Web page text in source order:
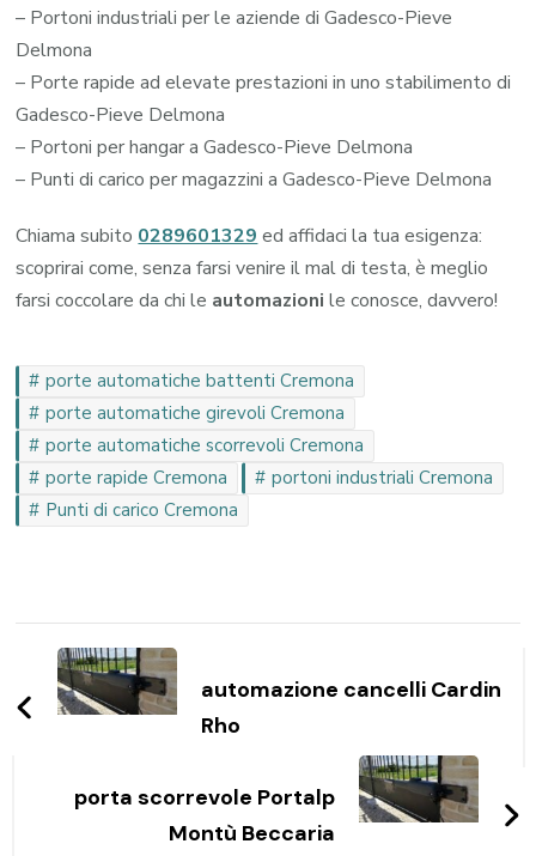
– Portoni industriali per le aziende di Gadesco-Pieve
Delmona
– Porte rapide ad elevate prestazioni in uno stabilimento di
Gadesco-Pieve Delmona
– Portoni per hangar a Gadesco-Pieve Delmona
– Punti di carico per magazzini a Gadesco-Pieve Delmona
Chiama subito 0289601329 ed affidaci la tua esigenza:
scoprirai come, senza farsi venire il mal di testa, è meglio
farsi coccolare da chi le automazioni le conosce, davvero!
porte automatiche battenti Cremona
porte automatiche girevoli Cremona
porte automatiche scorrevoli Cremona
porte rapide Cremona
portoni industriali Cremona
Punti di carico Cremona
Navigazione
articoli
automazione cancelli Cardin
Rho
porta scorrevole Portalp
Montù Beccaria